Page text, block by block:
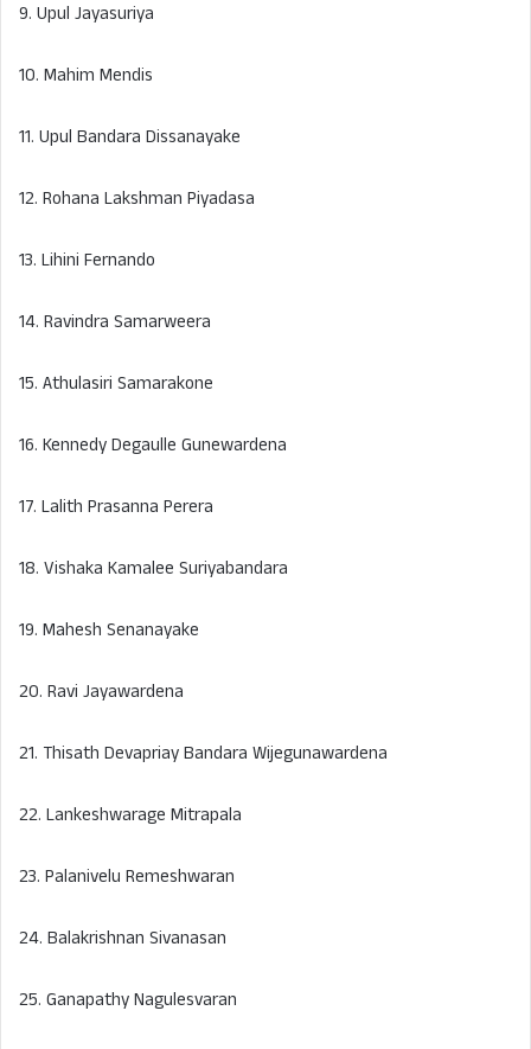
9. Upul Jayasuriya
10. Mahim Mendis
11. Upul Bandara Dissanayake
12. Rohana Lakshman Piyadasa
13. Lihini Fernando
14. Ravindra Samarweera
15. Athulasiri Samarakone
16. Kennedy Degaulle Gunewardena
17. Lalith Prasanna Perera
18. Vishaka Kamalee Suriyabandara
19. Mahesh Senanayake
20. Ravi Jayawardena
21. Thisath Devapriay Bandara Wijegunawardena
22. Lankeshwarage Mitrapala
23. Palanivelu Remeshwaran
24. Balakrishnan Sivanasan
25. Ganapathy Nagulesvaran